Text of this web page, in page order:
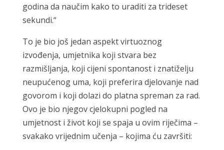
godina da naučim kako to uraditi za trideset
sekundi.“
To je bio još jedan aspekt virtuoznog
izvođenja, umjetnika koji stvara bez
razmišljanja, koji cijeni spontanost i znatiželju
neupućenog uma, koji preferira djelovanje nad
govorom i koji dolazi do platna spreman za rad.
Ovo je bio njegov cjelokupni pogled na
umjetnost i život koji se spaja u ovim riječima –
svakako vrijednim učenja – kojima ću završiti: